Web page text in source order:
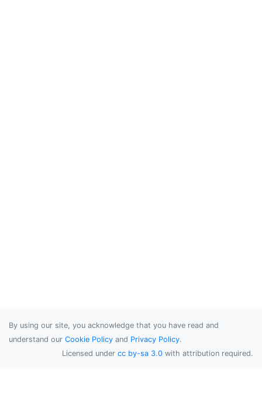
By using our site, you acknowledge that you have read and
understand our Cookie Policy and Privacy Policy.
Licensed under cc by-sa 3.0 with attribution required.